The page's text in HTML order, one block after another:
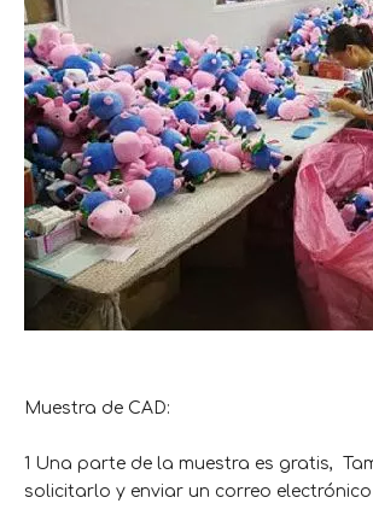
Muestra de CAD:
1 Una parte de la muestra es gratis,
solicitarlo y enviar un correo